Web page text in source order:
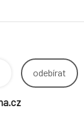
odebírat